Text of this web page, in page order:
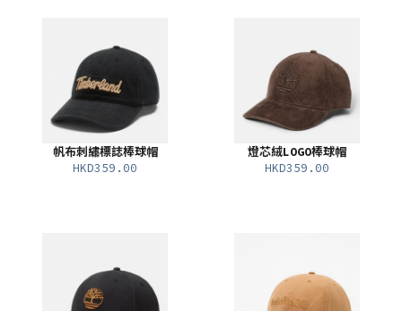
帆布刺繡標誌棒球帽
HKD359.00
燈芯絨LOGO棒球帽
HKD359.00